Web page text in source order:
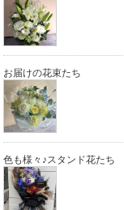
お届けの花束たち
色も様々♪スタンド花たち